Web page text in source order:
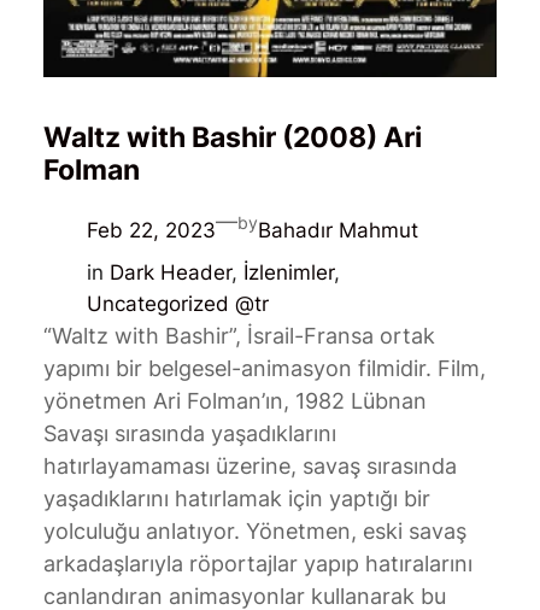
Waltz with Bashir (2008) Ari
Folman
Feb 22, 2023—byBahadır Mahmut
in Dark Header, İzlenimler
Uncategorized @tr
“Waltz with Bashir”, İsrail-Fransa ortak
yapımı bir belgesel-animasyon filmidir. Film,
yönetmen Ari Folman’ın, 1982 Lübnan
Savaşı sırasında yaşadıklarını
hatırlayamaması üzerine, savaş sırasında
yaşadıklarını hatırlamak için yaptığı bir
yolculuğu anlatıyor. Yönetmen, eski savaş
arkadaşlarıyla röportajlar yapıp hatıralarını
canlandıran animasyonlar kullanarak bu